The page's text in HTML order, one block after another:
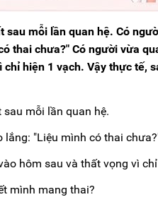
mỗi lần quan hệ. Có
thai chưa?" Có người vừa
hiện 1 vạch. Vậy thực tế,
mỗi lần quan hệ.
"Liệu mình có thai
hôm sau và thất vọng vì
mình mang thai?